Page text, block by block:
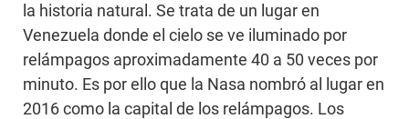
la historia natural. Se trata de un lugar en
Venezuela donde el cielo se ve iluminado por
relámpagos aproximadamente 40 a 50 veces por
minuto. Es por ello que la Nasa nombró al lugar en
2016 como la capital de los relámpagos. Los